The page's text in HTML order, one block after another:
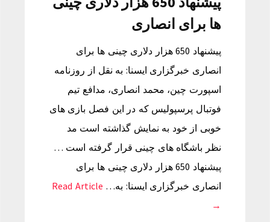
ها برای انصاری
پیشنهاد 650 هزار دلاری چینی ها برای
انصاری خبرگزاری ایسنا: به نقل از روزنامه
اسپورت چین، محمد انصاری، مدافع تیم
فوتبال پرسپولیس که در این فصل بازی های
خوبی از خود به نمایش گذاشته است مد
نظر باشگاه های چینی قرار گرفته است …
پیشنهاد 650 هزار دلاری چینی ها برای
انصاری خبرگزاری ایسنا: به… Read Article
→